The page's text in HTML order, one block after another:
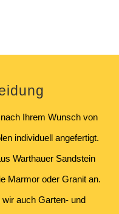
Ihrem Wunsch von
individuell angefertigt.
Warthauer Sandstein
Marmor oder Granit an.
auch Garten- und